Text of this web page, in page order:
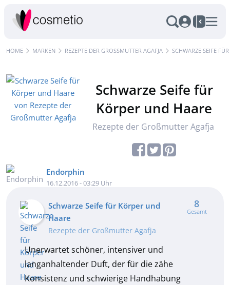
HOME MARKEN REZEPTE DER GROSSMUTTER AGAFJA SCHWARZE SEIFE
Schwarze Seife für
Körper und Haare
Rezepte der Großmutter Agafja
Endorphin
16.12.2016 - 03:29 Uhr
Schwarze Seife für Körper und
Haare
Rezepte der Großmutter Agafja
8
Gesamt
Unerwartet schöner, intensiver und
langanhaltender Duft, der für die zähe
Konsistenz und schwierige Handhabung